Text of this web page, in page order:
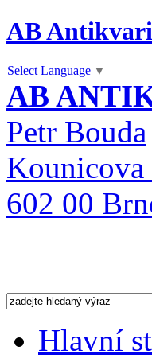
AB
Select Language ▼
AB
Petr Bouda
Kounicova
602 00
Hlavní